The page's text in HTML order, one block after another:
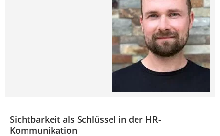
Sichtbarkeit als Schlüssel in der HR-
Kommunikation